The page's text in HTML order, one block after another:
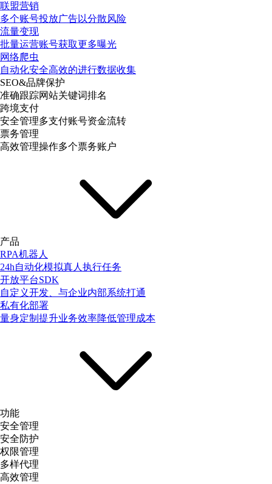
联盟营销
多个账号投放广告以分散风险
流量变现
批量运营账号获取更多曝光
网络爬虫
自动化安全高效的进行数据收集
SEO&品牌保护
准确跟踪网站关键词排名
跨境支付
安全管理多支付账号资金流转
票务管理
高效管理操作多个票务账户
产品
RPA机器人
24h自动化模拟真人执行任务
开放平台SDK
自定义开发、与企业内部系统打通
私有化部署
量身定制提升业务效率降低管理成本
功能
安全管理
安全防护
权限管理
多样代理
高效管理